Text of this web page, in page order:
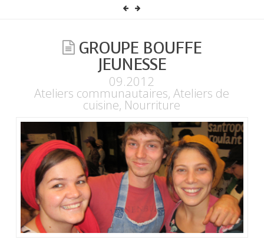
GROUPE BOUFFE
JEUNESSE
09.2012
Ateliers communautaires,Ateliers de
cuisine, Nourriture